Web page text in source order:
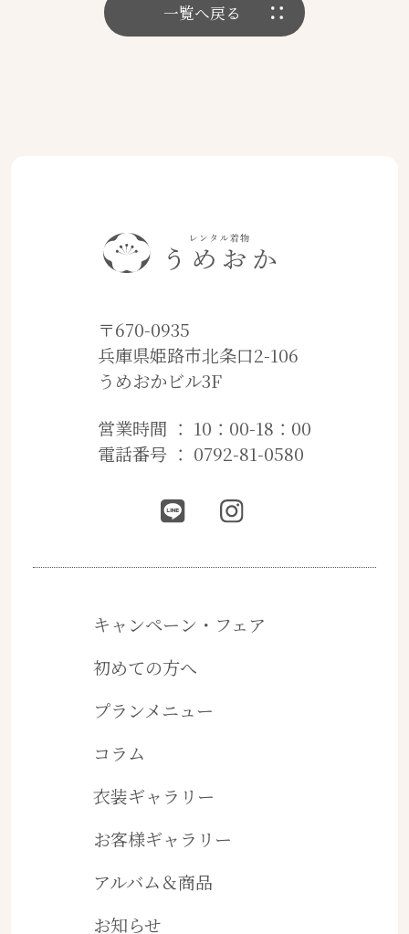
一覧へ戻る
〒670-0935
兵庫県姫路市北条口2-106
うめおかビル3F
営業時間 ： 10：00-18：00
電話番号 ： 0792-81-0580
キャンペーン・フェア
初めての方へ
プランメニュー
コラム
衣装ギャラリー
お客様ギャラリー
アルバム＆商品
お知らせ